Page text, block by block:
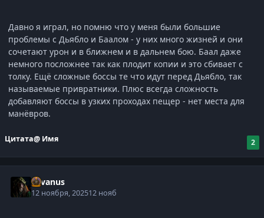
Давно я играл, но помню что у меня были большие
проблемы с Дьябло и Баалом - у них много жизней и они
сочетают урон и в ближнем и в дальнем бою. Баал даже
немного посложнее так как плодит копии и это сбивает с
толку. Ещё сложные боссы те что идут перед Дьябло, так
называемые привратники. Плюс всегда сложность
добавляют боссы в узких проходах пещер - нет места для
манёвров.
Цитата@ Имя 2
Silvanus
12 ноября, 202512 нояб